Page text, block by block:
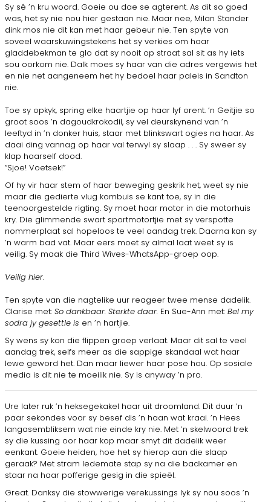
Sy sê ’n kru woord. Goeie ou dae se agterent. As dit so goed
was, het sy nie nou hier gestaan nie. Maar nee, Milan Stander
dink mos nie dit kan met haar gebeur nie. Ten spyte van
soveel waarskuwingstekens het sy verkies om haar
gladdebekman te glo dat sy nooit op straat sal sit as hy iets
sou oorkom nie. Dalk moes sy haar van die adres vergewis het
en nie net aangeneem het hy bedoel haar paleis in Sandton
nie.
Toe sy opkyk, spring elke haartjie op haar lyf orent. ’n Geitjie so
groot soos ’n dagoudkrokodil, sy vel deurskynend van ’n
leeftyd in ’n donker huis, staar met blinkswart ogies na haar. As
daai ding vannag op haar val terwyl sy slaap . . . Sy sweer sy
klap haarself dood.
“Sjoe! Voetsek!”
Of hy vir haar stem of haar beweging geskrik het, weet sy nie
maar die gedierte vlug kombuis se kant toe, sy in die
teenoorgestelde rigting. Sy moet haar motor in die motorhuis
kry. Die glimmende swart sportmotortjie met sy verspotte
nommerplaat sal hopeloos te veel aandag trek. Daarna kan sy
’n warm bad vat. Maar eers moet sy almal laat weet sy is
veilig. Sy maak die Third Wives-WhatsApp-groep oop.
Veilig hier.
Ten spyte van die nagtelike uur reageer twee mense dadelik.
Clarise met: So dankbaar. Sterkte daar. En Sue-Ann met: Bel my
sodra jy gesettle is en ’n hartjie.
Sy wens sy kon die flippen groep verlaat. Maar dit sal te veel
aandag trek, selfs meer as die sappige skandaal wat haar
lewe geword het. Dan maar liewer haar pose hou. Op sosiale
media is dit nie te moeilik nie. Sy is anyway ’n pro.
Ure later ruk ’n heksegekakel haar uit droomland. Dit duur ’n
paar sekondes voor sy besef dis ’n haan wat kraai. ’n Hees
langasembliksem wat nie einde kry nie. Met ’n skelwoord trek
sy die kussing oor haar kop maar smyt dit dadelik weer
eenkant. Goeie heiden, hoe het sy hierop aan die slaap
geraak? Met stram ledemate stap sy na die badkamer en
staar na haar pofferige gesig in die spieël.
Great. Danksy die stowwerige verekussings lyk sy nou soos ’n